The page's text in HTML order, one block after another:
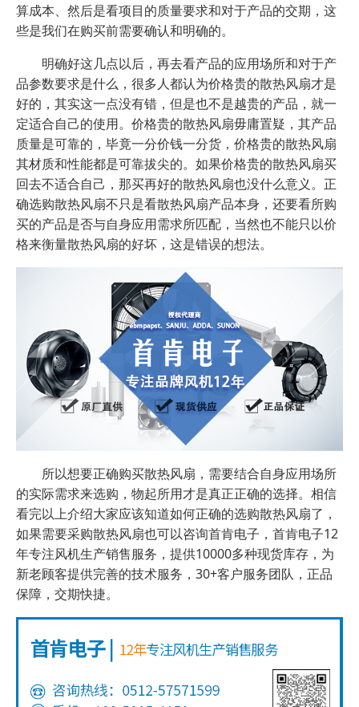
算成本、然后是看项目的质量要求和对于产品的交期，这
些是我们在购买前需要确认和明确的。
明确好这几点以后，再去看产品的应用场所和对于产
品参数要求是什么，很多人都认为价格贵的散热风扇才是
好的，其实这一点没有错，但是也不是越贵的产品，就一
定适合自己的使用。价格贵的散热风扇毋庸置疑，其产品
质量是可靠的，毕竟一分价钱一分货，价格贵的散热风扇
其材质和性能都是可靠拔尖的。如果价格贵的散热风扇买
回去不适合自己，那买再好的散热风扇也没什么意义。正
确选购散热风扇不只是看散热风扇产品本身，还要看所购
买的产品是否与自身应用需求所匹配，当然也不能只以价
格来衡量散热风扇的好坏，这是错误的想法。
所以想要正确购买散热风扇，需要结合自身应用场所
的实际需求来选购，物起所用才是真正正确的选择。相信
看完以上介绍大家应该知道如何正确的选购散热风扇了，
如果需要采购散热风扇也可以咨询首肯电子，首肯电子12
年专注风机生产销售服务，提供10000多种现货库存，为
新老顾客提供完善的技术服务，30+客户服务团队，正品
保障，交期快捷。